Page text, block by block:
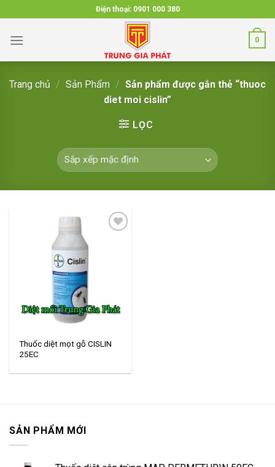
to
content
Điện thoại: 0901 000 380
0
Trang chủ / Sản Phẩm / Sản phẩm được gắn thẻ “thuoc
diet moi cislin”
LỌC
Thuốc diệt mọt gỗ CISLIN
25EC
SẢN PHẨM MỚI